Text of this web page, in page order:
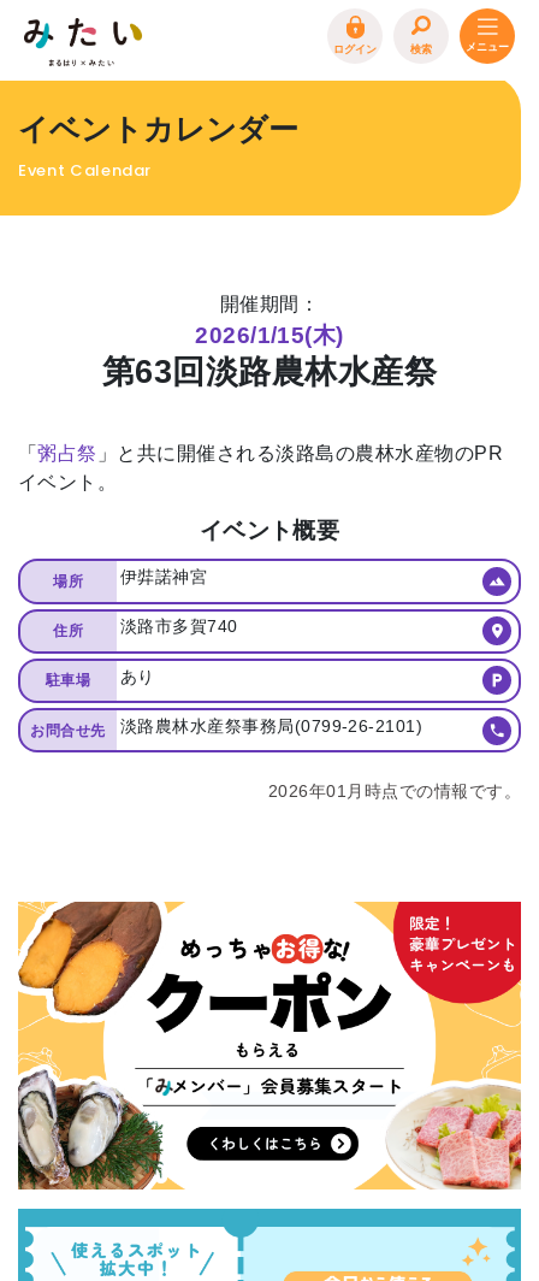
ログイン 検索
特集
まるはり×みたい お問合わせ イベント情報募集
FAQ
イベントカレンダー
Event Calendar
開催期間：
2026/1/15(木)
第63回淡路農林水産祭
「粥占祭 」と共に開催される淡路島の農林水産物のPR
イベント。
イベント概要
場所 伊弉諾神宮
住所 淡路市多賀740
駐車場 あり
お問合せ先 淡路農林水産祭事務局(0799-26-2101)
2026年01月時点での情報です。